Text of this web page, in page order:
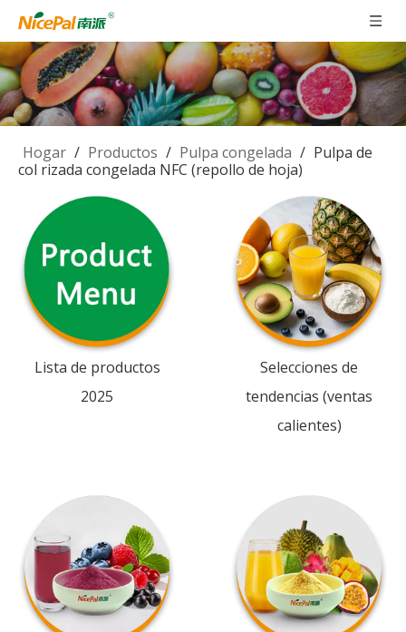
Hogar / Productos / Pulpa congelada / Pulpa de
col rizada congelada NFC (repollo de hoja)
Lista de productos
2025
Selecciones de
tendencias (ventas
calientes)